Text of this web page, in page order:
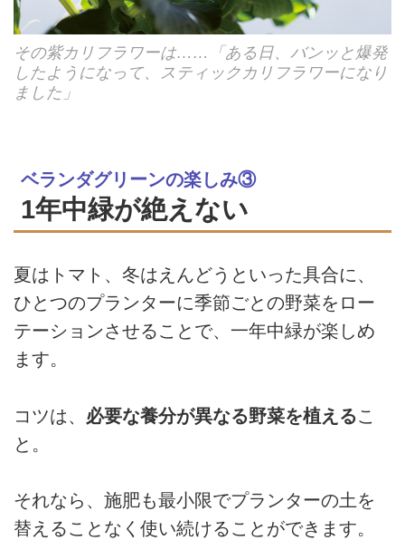
その紫カリフラワーは……「ある日、バンッと爆発
したようになって、スティックカリフラワーになり
ました」
ベランダグリーンの楽しみ③
1年中緑が絶えない
夏はトマト、冬はえんどうといった具合に、
ひとつのプランターに季節ごとの野菜をロー
テーションさせることで、一年中緑が楽しめ
ます。
コツは、 必要な養分が異なる野菜を植えるこ
と。
それなら、施肥も最小限でプランターの土を
替えることなく使い続けることができます。